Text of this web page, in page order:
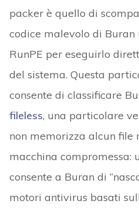
packer è quello di
codice malevolo di
RunPE per eseguirlo
del sistema. Questa
consente di classificare
fileless, una particolare
non memorizza alcun file
macchina compromessa:
consente a Buran di
motori antivirus basati